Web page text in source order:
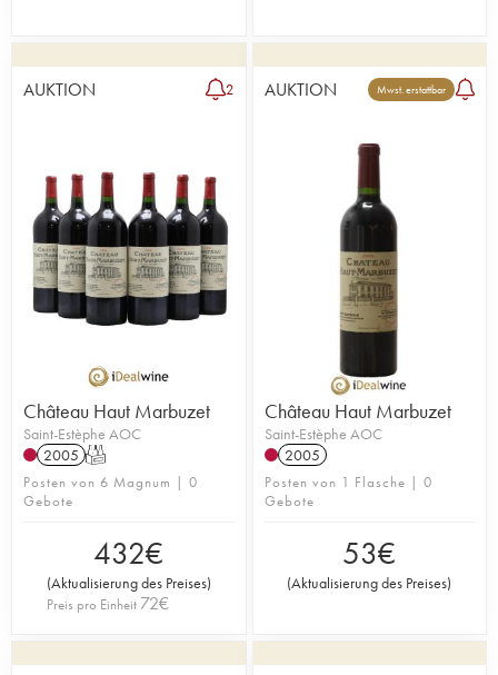
AUKTION 2
Château Haut Marbuzet
Saint-Estèphe AOC
2005 T
Posten von 6 Magnum | 0
Gebote
432€
(Aktualisierung des Preises)
Preis pro Einheit 72€
AUKTION Mwst. erstattbar
Château Haut Marbuzet
Saint-Estèphe AOC
2005
Posten von 1 Flasche | 0
Gebote
53€
(Aktualisierung des Preises)